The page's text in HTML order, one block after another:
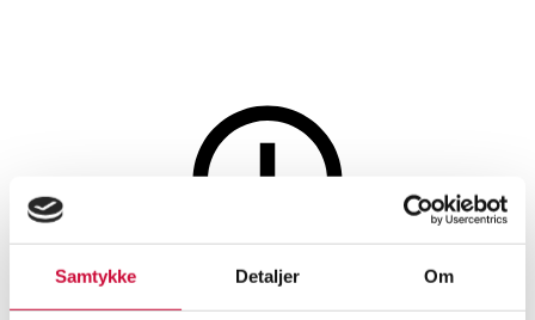
Samtykke Detaljer Om
This auction is annulled